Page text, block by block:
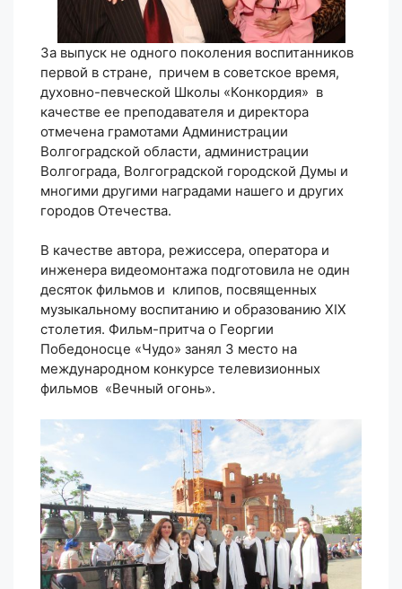
За выпуск не одного поколения воспитанников
первой в стране, причем в советское время,
духовно-певческой Школы «Конкордия» в
качестве ее преподавателя и директора
отмечена грамотами Администрации
Волгоградской области, администрации
Волгограда, Волгоградской городской Думы и
многими другими наградами нашего и других
городов Отечества.
В качестве автора, режиссера, оператора и
инженера видеомонтажа подготовила не один
десяток фильмов и клипов, посвященных
музыкальному воспитанию и образованию XIX
столетия. Фильм-притча о Георгии
Победоносце «Чудо» занял 3 место на
международном конкурсе телевизионных
фильмов «Вечный огонь».